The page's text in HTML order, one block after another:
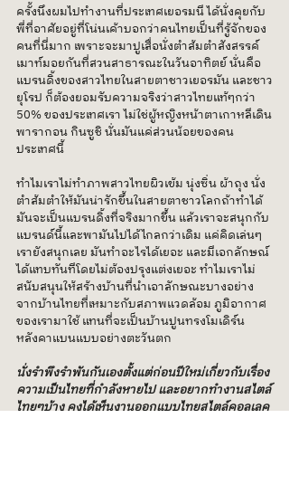
ครั้งนึงผมไปทำงานที่ประเทศเยอรมนี ได้นั่งคุยกับ
พี่ที่อาศัยอยู่ที่โน่นเค้าบอกว่าคนไทยเป็นที่รู้จักของ
คนที่นี่มาก เพราะจะมาปูเสื่อนั่งตำส้มตำสังสรรค์
เมาท์มอยกันที่สวนสาธารณะในวันอาทิตย์ นั่นคือ
แบรนดิ้งของสาวไทยในสายตาชาวเยอรมัน และชาว
ยุโรป ก็ต้องยอมรับความจริงว่าสาวไทยแท้ๆกว่า
50% ของประเทศเรา ไม่ใช่ผู้หญิงหน้าตาเกาหลีเดิน
พารากอน กินซูชิ นั่นมันแค่ส่วนน้อยของคน
ประเทศนี้
ทำไมเราไม่ทำภาพสาวไทยผิวเข้ม นุ่งซิ่น ผ้าถุง นั่ง
ตำส้มตำให้มันน่ารักขึ้นในสายตาชาวโลกถ้าทำได้
มันจะเป็นแบรนดิ้งที่จริงมากขึ้น แล้วเราจะสนุกกับ
แบรนด์นี้และพามันไปได้ไกลกว่าเดิม แค่คิดเล่นๆ
เรายังสนุกเลย มันทำอะไรได้เยอะ และมีเอกลักษณ์
ได้แทบทันทีโดยไม่ต้องปรุงแต่งเยอะ ทำไมเราไม่
สนับสนุนให้สร้างบ้านที่นำเอาลักษณะบางอย่าง
จากบ้านไทยที่เหมาะกับสภาพแวดล้อม ภูมิอากาศ
ของเรามาใช้ แทนที่จะเป็นบ้านปูนทรงโมเดิร์น
หลังคาแบนแบบอย่างตะวันตก
นั่งรำพึงรำพันกันเองตั้งแต่ก่อนปีใหม่เกี่ยวกับเรื่อง
ความเป็นไทยที่กำลังหายไป และอยากทำงานสไตล์
ไทยๆบ้าง คงได้เห็นงานออกแบบไทยสไตล์คอลเลค